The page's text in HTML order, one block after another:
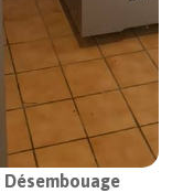
Désembouage